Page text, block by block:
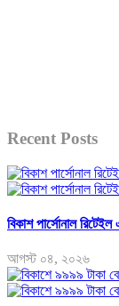
Recent Posts
বিকাশ পার্সোনাল রিটেইল
আগস্ট ০৪, ২০২৬